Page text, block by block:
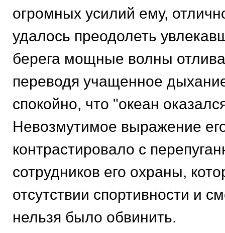
огромных усилий ему,
удалось преодолеть
берега мощные волны
переводя учащенное
спокойно, что "океан
Невозмутимое выражение
контрастировало с
сотрудников его охраны,
отсутствии спортивности и
нельзя было обвинить.